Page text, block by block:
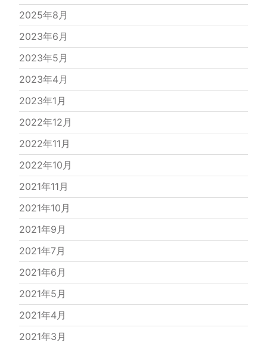
2025年8月
2023年6月
2023年5月
2023年4月
2023年1月
2022年12月
2022年11月
2022年10月
2021年11月
2021年10月
2021年9月
2021年7月
2021年6月
2021年5月
2021年4月
2021年3月